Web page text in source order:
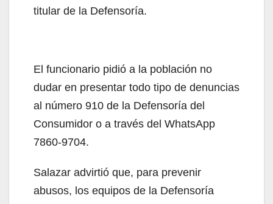
titular de la Defensoría.
El funcionario pidió a la población no
dudar en presentar todo tipo de denuncias
al número 910 de la Defensoría del
Consumidor o a través del WhatsApp
7860-9704.
Salazar advirtió que, para prevenir
abusos, los equipos de la Defensoría